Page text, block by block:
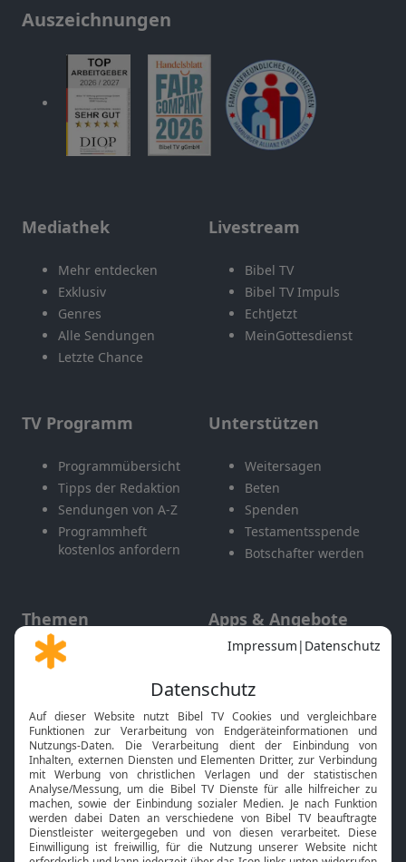
Auszeichnungen
Mediathek
Mehr entdecken
Exklusiv
Genres
Alle Sendungen
Letzte Chance
Livestream
Bibel TV
Bibel TV Impuls
EchtJetzt
MeinGottesdienst
TV Programm
Programmübersicht
Tipps der Redaktion
Sendungen von A-Z
Programmheft
kostenlos anfordern
Unterstützen
Weitersagen
Beten
Spenden
Testamentsspende
Botschafter werden
Themen
Gott und Bibel erklärt
Neuigkeiten
Apps & Angebote
Mobile App
Smart TV
HbbTV
Bibelthek Online-Bibel
Nächster Gottesdienst